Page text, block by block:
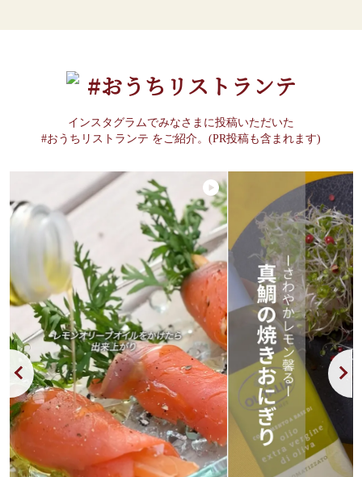
#おうちリストランテ
インスタグラムでみなさまに投稿いただいた
#おうちリストランテ をご紹介。(PR投稿も含まれます)